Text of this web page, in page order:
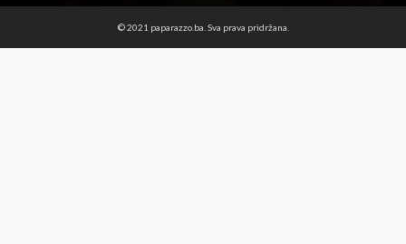
© 2021 paparazzo.ba. Sva prava pridržana.